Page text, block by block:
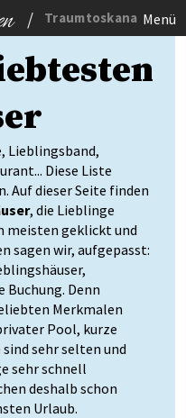
/ Traumtoskana Menü
Lieblingsband,
Diese Liste
Auf dieser Seite finden
, die Lieblinge
meisten geklickt und
sagen wir, aufgepasst:
Denn
Merkmalen
Pool, kurze
sehr selten und
sehr schnell
deshalb schon
Urlaub.